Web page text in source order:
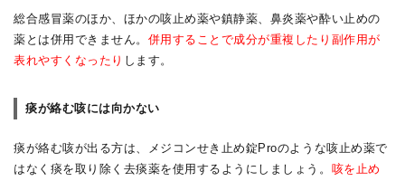
総合感冒薬のほか、ほかの咳止め薬や鎮静薬、鼻炎薬や酔い止めの
薬とは併用できません。 併用することで成分が重複したり副作用が
表れやすくなったり します。
痰が絡む咳には向かない
痰が絡む咳が出る方は、メジコンせき止め錠Proのような咳止め薬で
はなく痰を取り除く去痰薬を使用するようにしましょう。 咳を止め